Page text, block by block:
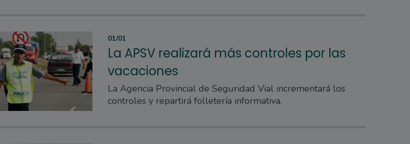
01/01
La APSV realizará más controles por las
vacaciones
La Agencia Provincial de Seguridad Vial incrementará los
controles y repartirá folletería informativa.